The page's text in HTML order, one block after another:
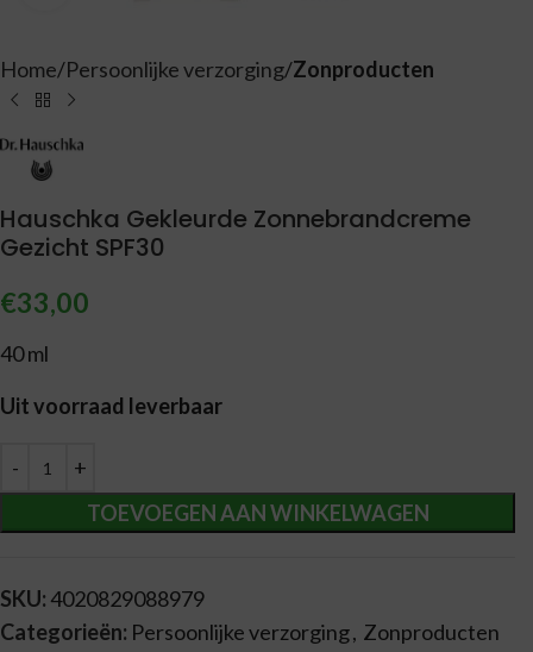
Home Persoonlijke verzorging Zonproducten
Hauschka Gekleurde Zonnebrandcreme
Gezicht SPF30
€33,00
40 ml
Uit voorraad leverbaar
TOEVOEGEN AAN WINKELWAGEN
Alternative:
SKU: 4020829088979
Categorieën: Persoonlijke verzorging, Zonproducten